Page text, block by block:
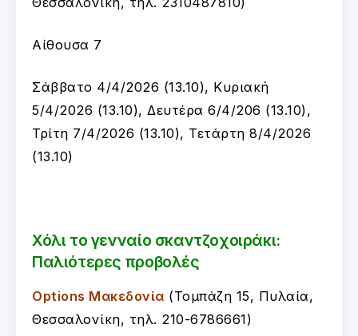
Αίθουσα 7
Σάββατο 4/4/2026 (13.10), Κυριακή
5/4/2026 (13.10), Δευτέρα 6/4/206 (13.10),
Τρίτη 7/4/2026 (13.10), Τετάρτη 8/4/2026
(13.10)
Χόλι το γενναίο σκαντζοχοιράκι:
Παλιότερες προβολές
Options Μακεδονία (Τομπάζη 15, Πυλαία,
Θεσσαλονίκη, τηλ. 210-6786661)